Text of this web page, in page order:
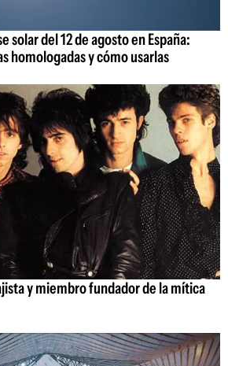
solar del 12 de agosto en España:
homologadas y cómo usarlas
y miembro fundador de la mítica